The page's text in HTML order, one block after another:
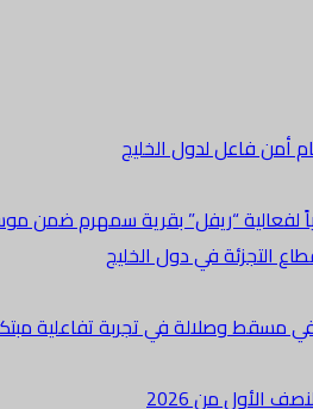
أمن فاعل لدول الخليج
لفعالية “ريفل” بقرية سمهرم ضمن
في مسقط وصلالة في تجربة تفاعلية
الأول من 2026